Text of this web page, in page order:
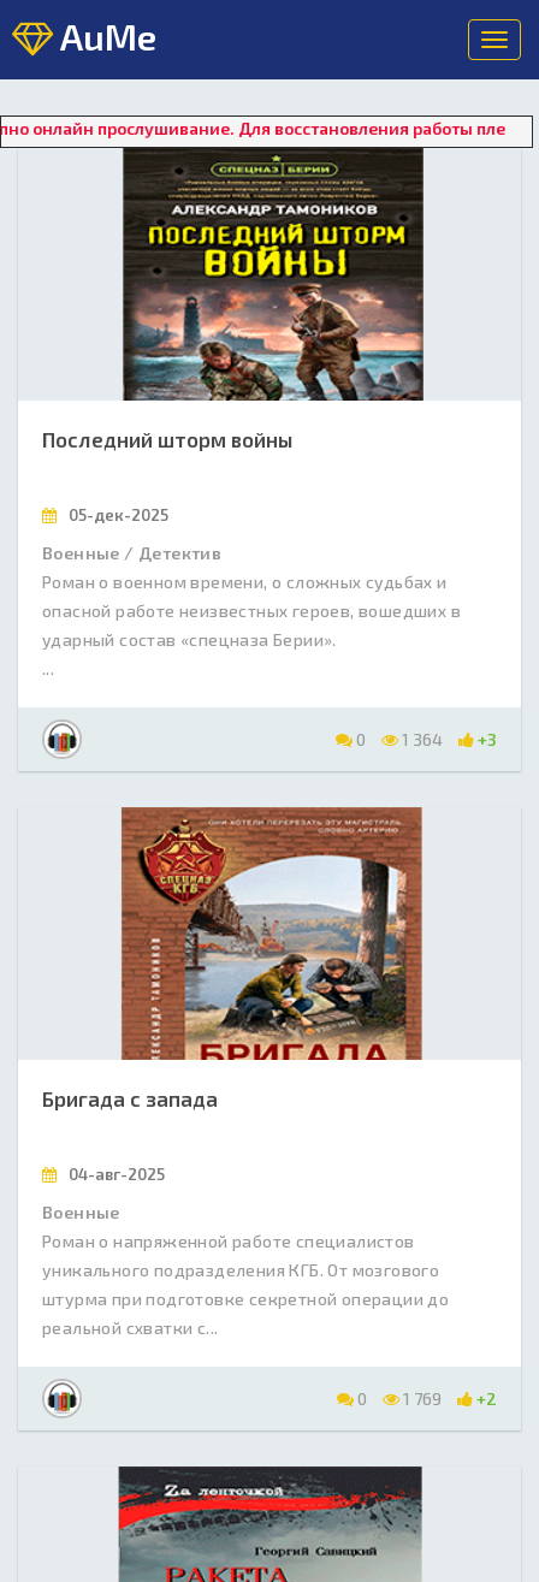
AuMe
Для восстановления работы плеера нажмите
Последний шторм войны
05-дек-2025
Военные / Детектив
Роман о военном времени, о сложных судьбах и
опасной работе неизвестных героев, вошедших в
ударный состав «спецназа Берии».
...
0 1 364 +3
Бригада с запада
04-авг-2025
Военные
Роман о напряженной работе специалистов
уникального подразделения КГБ. От мозгового
штурма при подготовке секретной операции до
реальной схватки с...
0 1 769 +2